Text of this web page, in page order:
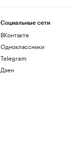
Социальные сети
ВКонтакте
Одноклассники
Telegram
Дзен